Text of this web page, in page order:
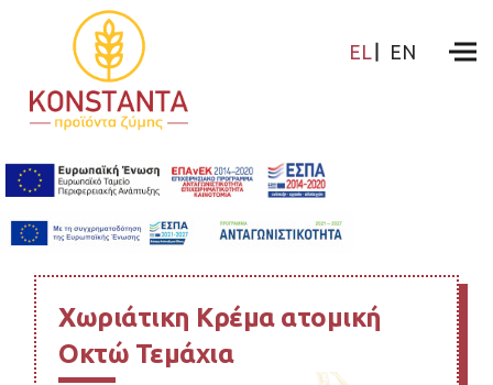
EL EN
Χωριάτικη Κρέμα ατομική
Οκτώ Τεμάχια